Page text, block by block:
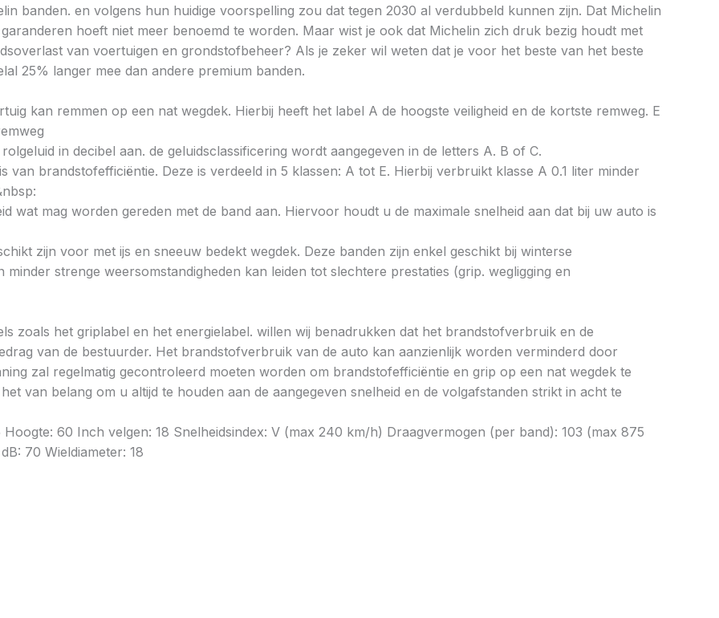
banden. en volgens hun huidige voorspelling zou dat tegen 2030 al verdubbeld kunnen zijn. Dat Michelin
hoeft niet meer benoemd te worden. Maar wist je ook dat Michelin zich druk bezig houdt met
van voertuigen en grondstofbeheer? Als je zeker wil weten dat je voor het beste van het beste
25% langer mee dan andere premium banden.
kan remmen op een nat wegdek. Hierbij heeft het label A de hoogste veiligheid en de kortste remweg. E
in decibel aan. de geluidsclassificering wordt aangegeven in de letters A. B of C.
van brandstofefficiëntie. Deze is verdeeld in 5 klassen: A tot E. Hierbij verbruikt klasse A 0.1 liter minder
wat mag worden gereden met de band aan. Hiervoor houdt u de maximale snelheid aan dat bij uw auto is
zijn voor met ijs en sneeuw bedekt wegdek. Deze banden zijn enkel geschikt bij winterse
strenge weersomstandigheden kan leiden tot slechtere prestaties (grip. wegligging en
zoals het griplabel en het energielabel. willen wij benadrukken dat het brandstofverbruik en de
van de bestuurder. Het brandstofverbruik van de auto kan aanzienlijk worden verminderd door
zal regelmatig gecontroleerd moeten worden om brandstofefficiëntie en grip op een nat wegdek te
van belang om u altijd te houden aan de aangegeven snelheid en de volgafstanden strikt in acht te
60 Inch velgen: 18 Snelheidsindex: V (max 240 km/h) Draagvermogen (per band): 103 (max 875
70 Wieldiameter: 18